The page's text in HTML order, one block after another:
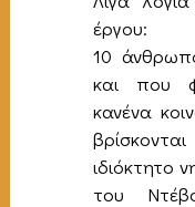
έργου:
10
και που
κανένα
ιδιόκτητο
του